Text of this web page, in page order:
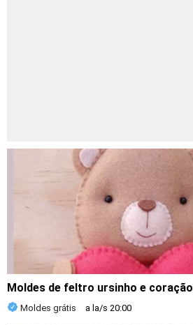
Moldes de feltro ursinho e coração
Moldes grátis a la/s 20:00